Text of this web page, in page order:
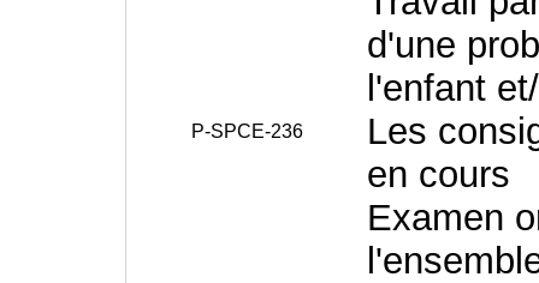
P-SPCE-236
d'une
l'enfant
Les
en cours
Examen